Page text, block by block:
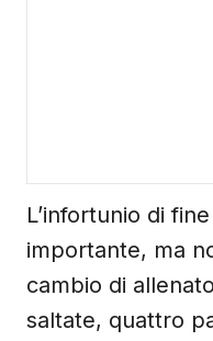
L’infortunio di
importante, ma
cambio di
saltate, quattro